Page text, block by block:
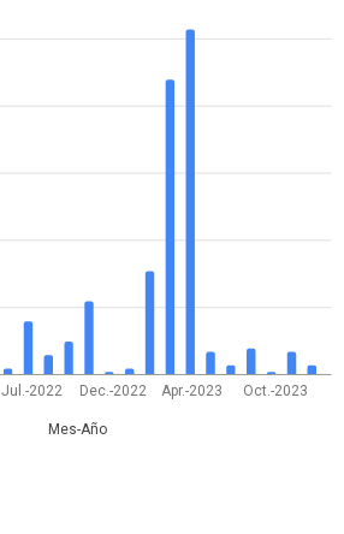
Jul.-2022 Dec.-2022 Apr.-2023 Oct.-2023
Mes-Año